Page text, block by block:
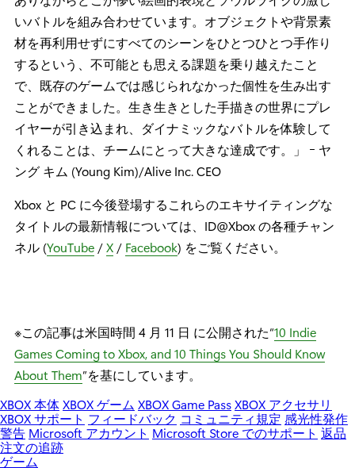
なアートスタイルのアクションゲームであり、内なる恐
怖やトラウマを解き明かす物語主導型のアドベンチャー
でもあります。最初から最後まで、この夢のような世界
にどっぷりと浸かってください。歯ごたえのあるバトル
や奥深いストーリーが好きな方にはぜひ、『Vapor
World』の悪夢に挑戦してみてほしいです」
本作のおすすめポイント：
「『Vapor World』は、陰鬱で
ありながらどこか儚い絵画的表現とソウルライクの激し
いバトルを組み合わせています。オブジェクトや背景素
材を再利用せずにすべてのシーンをひとつひとつ手作り
するという、不可能とも思える課題を乗り越えたこと
くれることは、チームにとって大きな達成です。」 ｰ ヤ
ング キム (Young Kim)/Alive Inc. CEO
Xbox と PC に今後登場するこれらのエキサイティングな
タイトルの最新情報については、ID@Xbox の各種チャン
ネル (YouTube/X/Facebook) をご覧ください。